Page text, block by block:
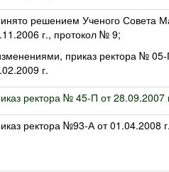
решением Ученого Совета
г., протокол № 9;
приказ ректора №
г.
ректора № 45-П от 28.09.2007
ректора №93-А от 01.04.2008 г.